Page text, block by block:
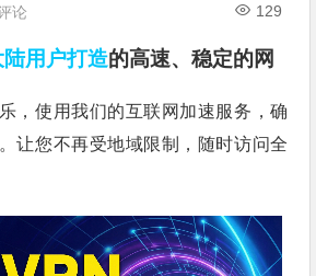
论 129
用户打造的高速、稳定的网
，使用我们的互联网加速服务，确
让您不再受地域限制，随时访问全